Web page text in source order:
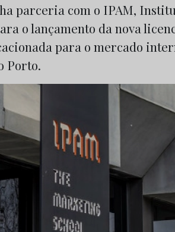
parceria com o IPAM,
o lançamento da nova
para o mercado
Porto.